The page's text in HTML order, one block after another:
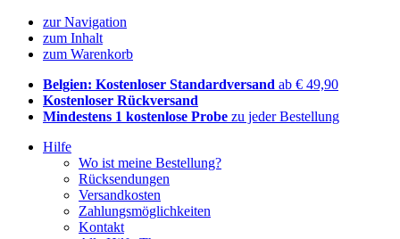
zur Navigation
zum Inhalt
zum Warenkorb
Belgien: Kostenloser Standardversand ab € 49,90
Kostenloser Rückversand
Mindestens 1 kostenlose Probe zu jeder Bestellung
Hilfe
Wo ist meine Bestellung?
Rücksendungen
Versandkosten
Zahlungsmöglichkeiten
Kontakt